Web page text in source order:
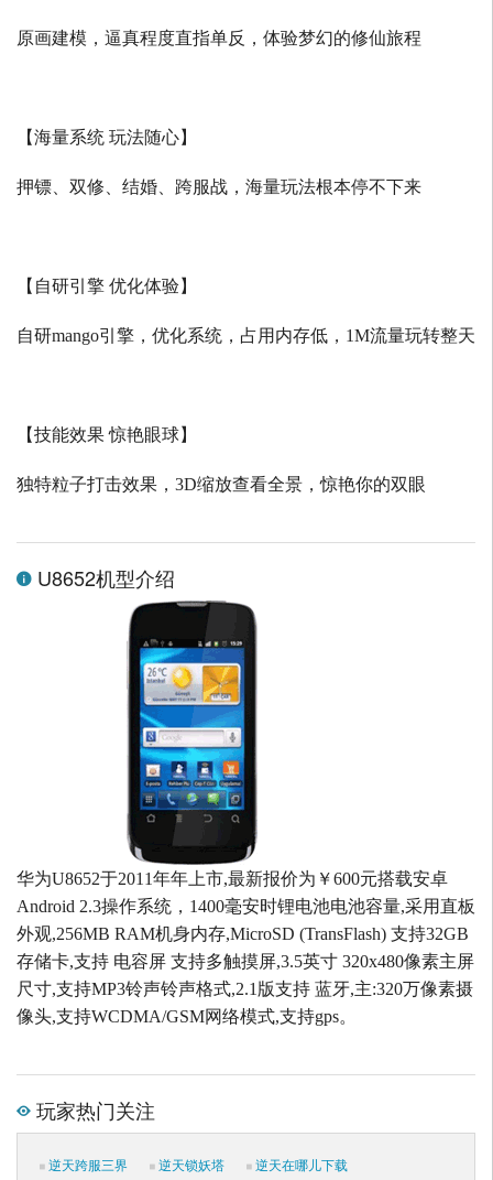
原画建模，逼真程度直指单反，体验梦幻的修仙旅程
【海量系统 玩法随心】
押镖、双修、结婚、跨服战，海量玩法根本停不下来
【自研引擎 优化体验】
自研mango引擎，优化系统，占用内存低， 1M流量玩转整天
【技能效果 惊艳眼球】
独特粒子打击效果， 3D缩放查看全景，惊艳你的双眼
U8652机型介绍
华为U8652于2011年年上市,最新报价为￥600元搭载安卓
Android 2.3操作系统，1400毫安时锂电池电池容量,采用直板
外观,256MB RAM机身内存,MicroSD (TransFlash) 支持32GB
存储卡,支持 电容屏 支持多触摸屏,3.5英寸 320x480像素主屏
尺寸,支持MP3铃声铃声格式,2.1版支持 蓝牙,主:320万像素摄
像头,支持WCDMA/GSM网络模式,支持gps。
玩家热门关注
逆天跨服三界 逆天锁妖塔
逆天在哪儿下载